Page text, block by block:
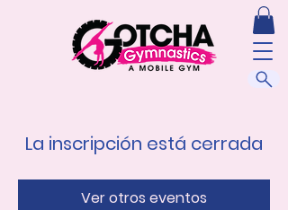
La inscripción está cerrada
Ver otros eventos